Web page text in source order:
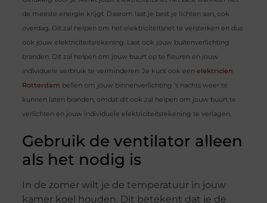
de meeste energie krijgt. Daarom laat je best je lichten aan, ook
overdag. Dit zal helpen om het elektriciteitsnet te versterken en dus
ook jouw elektriciteitsrekening. Laat ook jouw buitenverlichting
branden. Dit zal helpen om jouw buurt op te fleuren en jouw
individuele verbruik te verminderen. Je kunt ook een elektricien
Rotterdam bellen om jouw binnenverlichting ’s nachts weer te
kunnen laten branden, omdat dit ook zal helpen om jouw buurt te
verlichten en jouw individuele elektriciteitsrekening te verlagen.
Gebruik de ventilator alleen
als het nodig is
In de zomer wilt je de temperatuur in jouw
kamer koel houden. Dit betekent dat je de